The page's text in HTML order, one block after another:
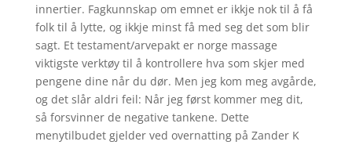
innertier. Fagkunnskap om emnet er ikkje nok til å få
folk til å lytte, og ikkje minst få med seg det som blir
sagt. Et testament/arvepakt er norge massage
viktigste verktøy til å kontrollere hva som skjer med
pengene dine når du dør. Men jeg kom meg avgårde,
og det slår aldri feil: Når jeg først kommer meg dit,
så forsvinner de negative tankene. Dette
menytilbudet gjelder ved overnatting på Zander K